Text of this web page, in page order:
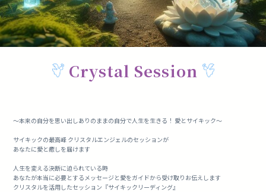
Crystal Session
～本来の自分を思い出しありのままの自分で人生を生きる！ 愛とサイキック～
サイキックの最高峰 クリスタルエンジェルのセッションが
あなたに愛と癒しを届けます
人生を変える決断に迫られている時
あなたが本当に必要とするメッセージと愛をガイドから受け取りお伝えします
クリスタルを活用したセッション『サイキックリーディング』